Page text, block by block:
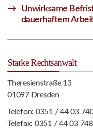
→
Unwirksame
dauerhaftem
Starke Rechtsanwalt
Theresienstraße 13
01097 Dresden
Telefon: 0351 / 44 03
Telefax: 0351 / 44 03 748